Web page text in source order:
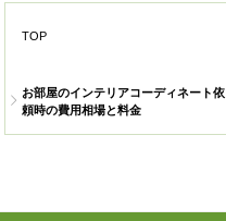
TOP
お部屋のインテリアコーディネート依
頼時の費用相場と料金